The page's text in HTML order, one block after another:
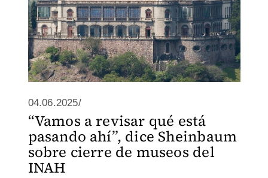
04.06.2025/
“Vamos a revisar qué está
pasando ahí”, dice Sheinbaum
sobre cierre de museos del
INAH